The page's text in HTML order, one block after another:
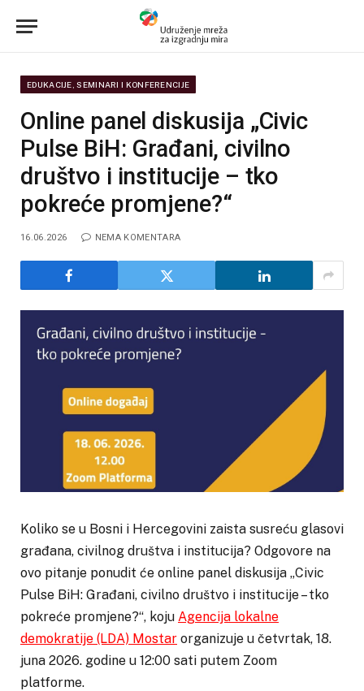
EDUKACIJE, SEMINARI I KONFERENCIJE
Online panel diskusija „Civic
Pulse BiH: Građani, civilno
društvo i institucije – tko
pokreće promjene?“
16.06.2026 NEMA KOMENTARA
Koliko se u Bosni i Hercegovini zaista susreću glasovi
građana, civilnog društva i institucija? Odgovore na
ovo pitanje ponudit će online panel diskusija „Civic
Pulse BiH: Građani, civilno društvo i institucije – tko
pokreće promjene?“, koju Agencija lokalne
demokratije (LDA) Mostar organizuje u četvrtak, 18.
juna 2026. godine u 12:00 sati putem Zoom
platforme.